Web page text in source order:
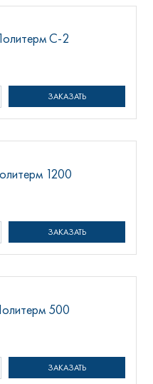
ЗАКАЗАТЬ
ЗАКАЗАТЬ
ЗАКАЗАТЬ